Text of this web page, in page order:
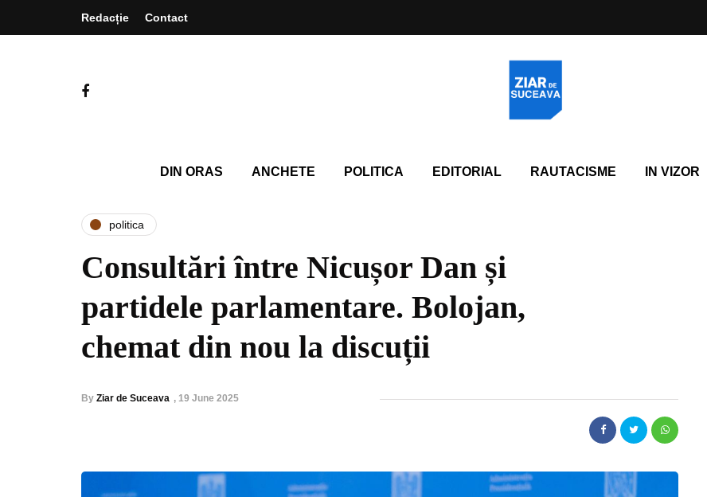
Redacție Contact
DIN ORAS ANCHETE POLITICA EDITORIAL RAUTACISME IN VIZOR
politica
Consultări între Nicușor Dan și
partidele parlamentare. Bolojan,
chemat din nou la discuții
By Ziar de Suceava , 19 June 2025